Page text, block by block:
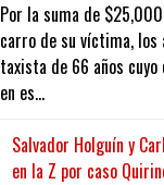
Por la suma de
carro de su víctima, los
taxista de 66 años
en es...
Salvador Holguín y
en la Z por caso